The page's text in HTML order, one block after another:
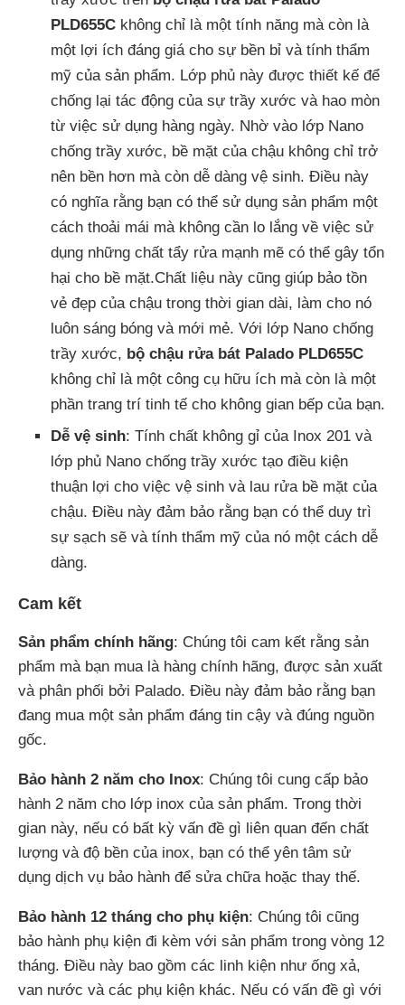
PLD655C không chỉ là một tính năng mà còn là
một lợi ích đáng giá cho sự bền bỉ và tính thẩm
mỹ của sản phẩm. Lớp phủ này được thiết kế để
chống lại tác động của sự trầy xước và hao mòn
từ việc sử dụng hàng ngày. Nhờ vào lớp Nano
chống trầy xước, bề mặt của chậu không chỉ trở
nên bền hơn mà còn dễ dàng vệ sinh. Điều này
có nghĩa rằng bạn có thể sử dụng sản phẩm một
cách thoải mái mà không cần lo lắng về việc sử
dụng những chất tẩy rửa mạnh mẽ có thể gây tổn
hại cho bề mặt.Chất liệu này cũng giúp bảo tồn
vẻ đẹp của chậu trong thời gian dài, làm cho nó
luôn sáng bóng và mới mẻ. Với lớp Nano chống
trầy xước, bộ chậu rửa bát Palado PLD655C
không chỉ là một công cụ hữu ích mà còn là một
phần trang trí tinh tế cho không gian bếp của bạn.
Dễ vệ sinh: Tính chất không gỉ của Inox 201 và
lớp phủ Nano chống trầy xước tạo điều kiện
thuận lợi cho việc vệ sinh và lau rửa bề mặt của
chậu. Điều này đảm bảo rằng bạn có thể duy trì
sự sạch sẽ và tính thẩm mỹ của nó một cách dễ
dàng.
Cam kết
Sản phẩm chính hãng: Chúng tôi cam kết rằng sản
phẩm mà bạn mua là hàng chính hãng, được sản xuất
và phân phối bởi Palado. Điều này đảm bảo rằng bạn
đang mua một sản phẩm đáng tin cậy và đúng nguồn
gốc.
Bảo hành 2 năm cho Inox: Chúng tôi cung cấp bảo
hành 2 năm cho lớp inox của sản phẩm. Trong thời
gian này, nếu có bất kỳ vấn đề gì liên quan đến chất
lượng và độ bền của inox, bạn có thể yên tâm sử
dụng dịch vụ bảo hành để sửa chữa hoặc thay thế.
Bảo hành 12 tháng cho phụ kiện: Chúng tôi cũng
bảo hành phụ kiện đi kèm với sản phẩm trong vòng 12
tháng. Điều này bao gồm các linh kiện như ống xả,
van nước và các phụ kiện khác. Nếu có vấn đề gì với